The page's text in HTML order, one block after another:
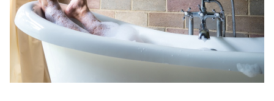
ท่อง
เที่ยว
อาหาร